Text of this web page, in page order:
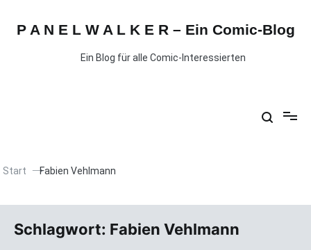
P A N E L W A L K E R – Ein Comic-Blog
Ein Blog für alle Comic-Interessierten
Start Fabien Vehlmann
Schlagwort: Fabien Vehlmann